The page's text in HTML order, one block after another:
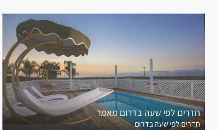
חדרים לפי שעה בדרום מאמר
חדרים לפי שעה בדרום